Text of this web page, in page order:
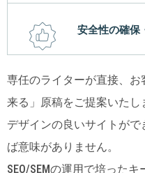
安全性の確保
専任のライターが直接、
来る」原稿をご提案いたし
デザインの良いサイトが
ば意味がありません。
SEO/SEMの運用で培った